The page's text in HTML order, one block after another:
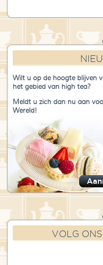
Wilt u op de hoogte blijven
het gebied van high tea?
Meldt u zich dan nu aan
Wereld!
VOLG